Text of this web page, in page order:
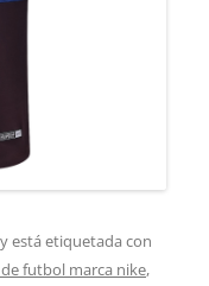
y está etiquetada con
futbol marca nike,